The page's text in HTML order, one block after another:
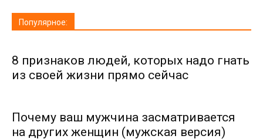
Популярное:
8 признаков людей, которых надо гнать
из своей жизни прямо сейчас
Почему ваш мужчина засматривается
на других женщин (мужская версия)